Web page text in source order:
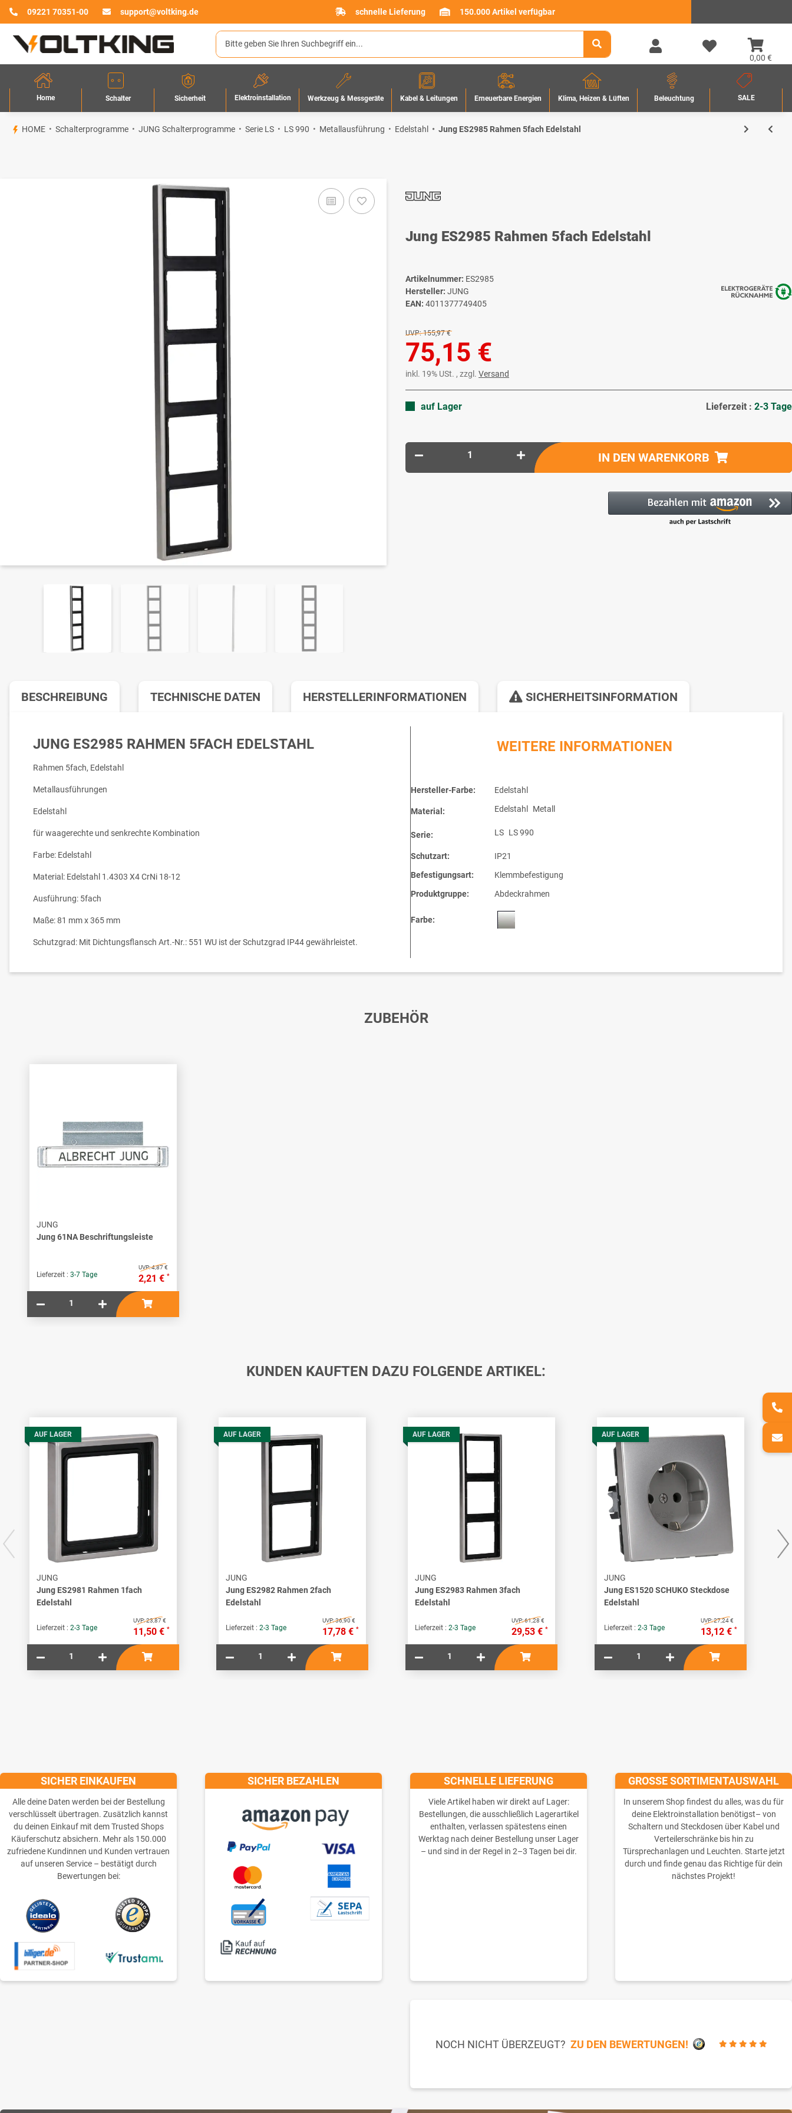
09221 70351-00 support@voltking.de schnelle Lieferung 150.000 Artikel verfügbar
0,00 €
Home Schalter Sicherheit Elektroinstallation Werkzeug & Messgeräte Kabel & Leitungen Erneuerbare Energien Klima, Heizen & Lüften Beleuchtung SALE
HOME Schalterprogramme JUNG Schalterprogramme Serie LS LS 990 Metallausführung Edelstahl Jung ES2985 Rahmen 5fach Edelstahl
Jung ES2985 Rahmen 5fach Edelstahl
Artikelnummer: ES2985
Hersteller: JUNG
EAN: 4011377749405
UVP: 155,97 €
75,15 €
inkl. 19% USt. , zzgl. Versand
auf Lager Lieferzeit : 2-3 Tage
IN DEN WARENKORB
BESCHREIBUNG TECHNISCHE DATEN HERSTELLERINFORMATIONEN SICHERHEITSINFORMATION
JUNG ES2985 RAHMEN 5FACH EDELSTAHL
Rahmen 5fach, Edelstahl
Metallausführungen
Edelstahl
für waagerechte und senkrechte Kombination
Farbe: Edelstahl
Material: Edelstahl 1.4303 X4 CrNi 18-12
Ausführung: 5fach
Maße: 81 mm x 365 mm
Schutzgrad: Mit Dichtungsflansch Art.-Nr.: 551 WU ist der Schutzgrad IP44 gewährleistet.
WEITERE INFORMATIONEN
Hersteller-Farbe: Edelstahl
Material: Edelstahl Metall
Serie: LS LS 990
Schutzart:
IP21
Befestigungsart:
Klemmbefestigung
Produktgruppe:
Abdeckrahmen
Farbe:
ZUBEHÖR
JUNG
Jung 61NA Beschriftungsleiste
Lieferzeit : 3-7 Tage
UVP:4,87 €
2,21 € *
KUNDEN KAUFTEN DAZU FOLGENDE ARTIKEL:
AUF LAGER
JUNG
Jung ES2981 Rahmen 1fach
Edelstahl
Lieferzeit : 2-3 Tage
UVP:23,87 €
11,50 € *
AUF LAGER
JUNG
Jung ES2982 Rahmen 2fach
Edelstahl
Lieferzeit : 2-3 Tage
UVP:36,90 €
17,78 € *
AUF LAGER
JUNG
Jung ES2983 Rahmen 3fach
Edelstahl
Lieferzeit : 2-3 Tage
UVP:61,28 €
29,53 € *
AUF LAGER
JUNG
Jung ES1520 SCHUKO Steckdose
Edelstahl
Lieferzeit : 2-3 Tage
UVP:27,24 €
13,12 € *
SICHER EINKAUFEN
Alle deine Daten werden bei der Bestellung
verschlüsselt übertragen. Zusätzlich kannst
du deinen Einkauf mit dem Trusted Shops
Käuferschutz absichern. Mehr als 150.000
zufriedene Kundinnen und Kunden vertrauen
auf unseren Service – bestätigt durch
Bewertungen bei:
SICHER BEZAHLEN SCHNELLE LIEFERUNG
Viele Artikel haben wir direkt auf Lager:
Bestellungen, die ausschließlich Lagerartikel
enthalten, verlassen spätestens einen
Werktag nach deiner Bestellung unser Lager
– und sind in der Regel in 2–3 Tagen bei dir.
GROSSE SORTIMENTAUSWAHL
In unserem Shop findest du alles, was du für
deine Elektroinstallation benötigst– von
Schaltern und Steckdosen über Kabel und
Verteilerschränke bis hin zu
Türsprechanlagen und Leuchten. Starte jetzt
durch und finde genau das Richtige für dein
nächstes Projekt!
NOCH NICHT ÜBERZEUGT? ZU DEN BEWERTUNGEN!